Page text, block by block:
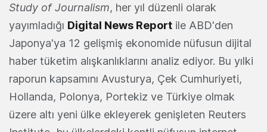
Study of Journalism, her yıl düzenli olarak
yayımladığı Digital News Report ile ABD'den
Japonya'ya 12 gelişmiş ekonomide nüfusun dijital
haber tüketim alışkanlıklarını analiz ediyor. Bu yılki
raporun kapsamını Avusturya, Çek Cumhuriyeti,
Hollanda, Polonya, Portekiz ve Türkiye olmak
üzere altı yeni ülke ekleyerek genişleten Reuters